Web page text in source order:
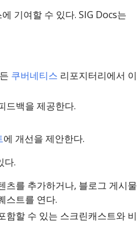
기여할 수 있다. SIG Docs는
쿠버네티스 리포지터리에서 이
드백을 제공한다.
에 개선을 제안한다.
다.
츠를 추가하거나, 블로그 게시물
스트를 연다.
함할 수 있는 스크린캐스트와 비